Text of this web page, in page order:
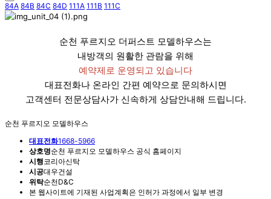
84A 84B 84C 84D 111A 111B 111C
순천 푸르지오 더퍼스트 모델하우스는
내방객의 원활한 관람을 위해
예약제로 운영되고 있습니다
대표전화나 온라인 간편 예약으로 문의하시면
고객센터 전문상담사가 신속하게 상담안내해 드립니다.
순천 푸르지오 모델하우스
대표전화1668-5966
상호명순천 푸르지오 모델하우스 공식 홈페이지
시행코리아신탁
시공대우건설
위탁순천D&C
본 웹사이트에 기재된 사업계획은 인허가 과정에서 일부 변경